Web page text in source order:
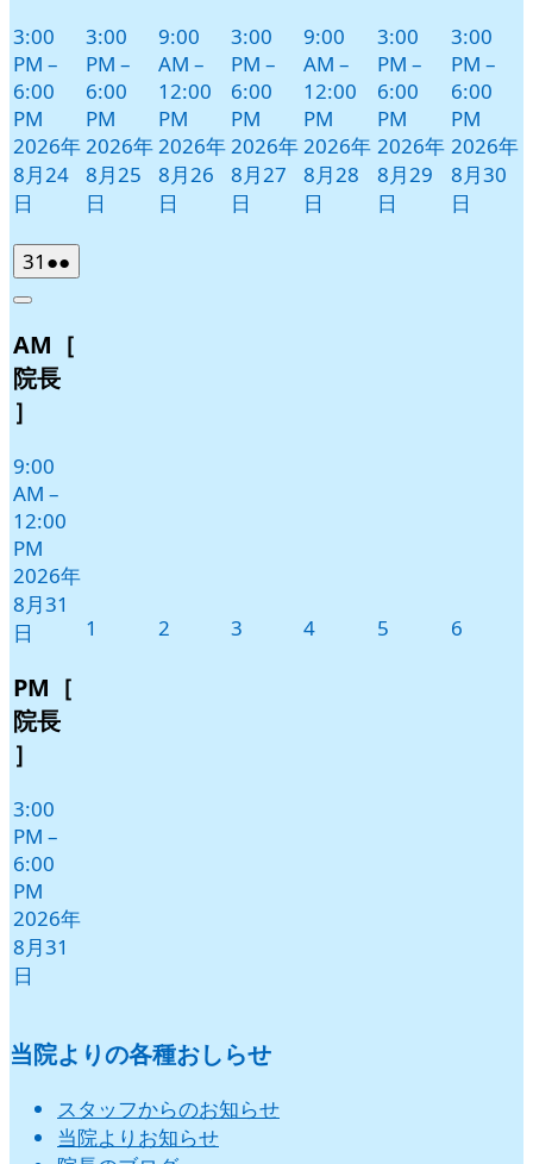
3:00
PM –
6:00
PM
2026年
8月24
日
3:00
PM –
6:00
PM
2026年
8月25
日
9:00
AM –
12:00
PM
2026年
8月26
日
3:00
PM –
6:00
PM
2026年
8月27
日
9:00
AM –
12:00
PM
2026年
8月28
日
3:00
PM –
6:00
PM
2026年
8月29
日
3:00
PM –
6:00
PM
2026年
8月30
日
31 2026
年
月
31
日
●●
件
イ
Close
AM［
院長
］
9:00
AM –
12:00
PM
2026年
8月31
日
PM［
院長
］
3:00
PM –
6:00
PM
2026年
8月31
日
1 2 3 42026
5 6
当院よりの各種おしらせ
スタッフからのお知らせ
当院よりお知らせ